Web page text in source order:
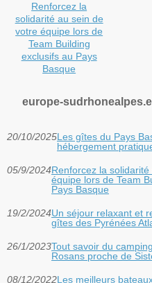
Renforcez la
solidarité au sein de
votre équipe lors de
Team Building
exclusifs au Pays
Basque
europe-
20/10/2025Les gîtes du Pays
hébergement
05/9/2024Renforcez la
équipe lors de Team
Pays Basque
19/2/2024Un séjour relaxant et
gîtes des Pyrénées
26/1/2023Tout savoir du
Rosans proche de
08/12/2022Les meilleurs